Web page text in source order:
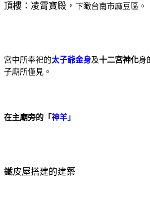
頂樓：凌霄寶殿， 下瞰台南市麻豆區。
宮中所奉祀的太子爺金身及十二宮神化身
子廟所僅見。
在主廟旁的「神羊」
鐵皮屋搭建的建築